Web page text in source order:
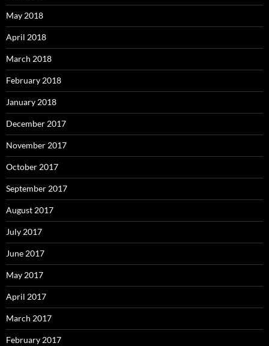
May 2018
April 2018
March 2018
February 2018
January 2018
December 2017
November 2017
October 2017
September 2017
August 2017
July 2017
June 2017
May 2017
April 2017
March 2017
February 2017